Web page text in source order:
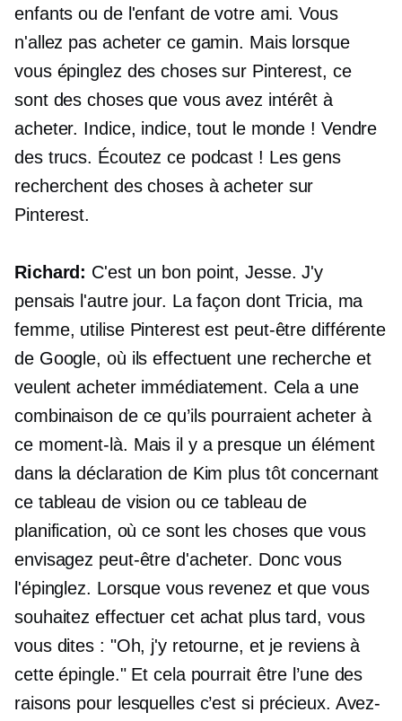
enfants ou de l'enfant de votre ami. Vous
n'allez pas acheter ce gamin. Mais lorsque
vous épinglez des choses sur Pinterest, ce
sont des choses que vous avez intérêt à
acheter. Indice, indice, tout le monde ! Vendre
des trucs. Écoutez ce podcast ! Les gens
recherchent des choses à acheter sur
Pinterest.
Richard: C'est un bon point, Jesse. J'y
pensais l'autre jour. La façon dont Tricia, ma
femme, utilise Pinterest est peut-être différente
de Google, où ils effectuent une recherche et
veulent acheter immédiatement. Cela a une
combinaison de ce qu’ils pourraient acheter à
ce moment-là. Mais il y a presque un élément
dans la déclaration de Kim plus tôt concernant
ce tableau de vision ou ce tableau de
planification, où ce sont les choses que vous
envisagez peut-être d'acheter. Donc vous
l'épinglez. Lorsque vous revenez et que vous
souhaitez effectuer cet achat plus tard, vous
vous dites : "Oh, j'y retourne, et je reviens à
cette épingle." Et cela pourrait être l’une des
raisons pour lesquelles c’est si précieux. Avez-